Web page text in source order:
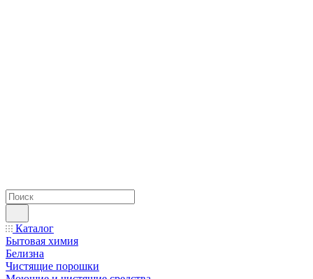
Каталог
Бытовая химия
Белизна
Чистящие порошки